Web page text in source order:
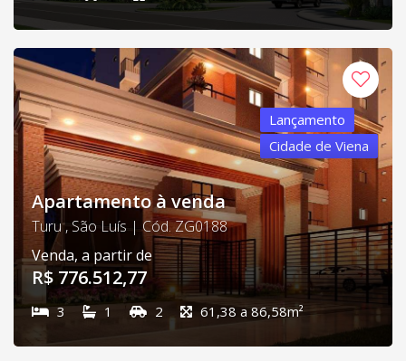
Lançamento
Cidade de Viena
Apartamento à venda
Turu , São Luís | Cód. ZG0188
Venda, a partir de
R$ 776.512,77
3 1 2 61,38 a 86,58m²